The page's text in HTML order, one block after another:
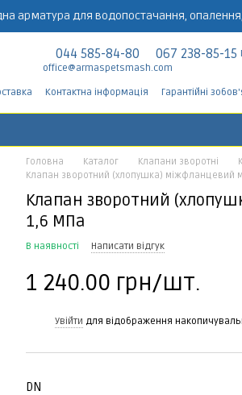
арматура для водопостачання,
044 585-84-80 067 238-85-15
office@armaspetsmash.com
Контактна інформація Гарантійні
Головна Каталог Клапани зворотні
Клапан зворотний (хлопушка) міжфланцевий
Клапан зворотний
1,6 МПа
В наявності Написати відгук
1 240.00 грн/шт.
Увійти для відображення
DN